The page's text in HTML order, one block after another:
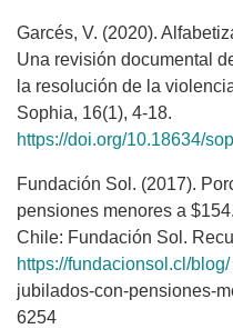
Garcés, V. (2020).
Una revisión documental
la resolución de la
Sophia, 16(1), 4-18.
https://doi.org/10.18634/
Fundación Sol. (2017).
pensiones menores a
Chile: Fundación Sol.
https://fundacionsol.cl/blog/
jubilados-con-pensiones-
6254